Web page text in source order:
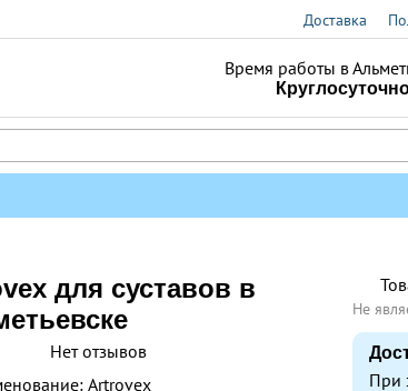
Доставка
Время работы в
для суставов в
Нет отзывов
Artrovex
Не
При